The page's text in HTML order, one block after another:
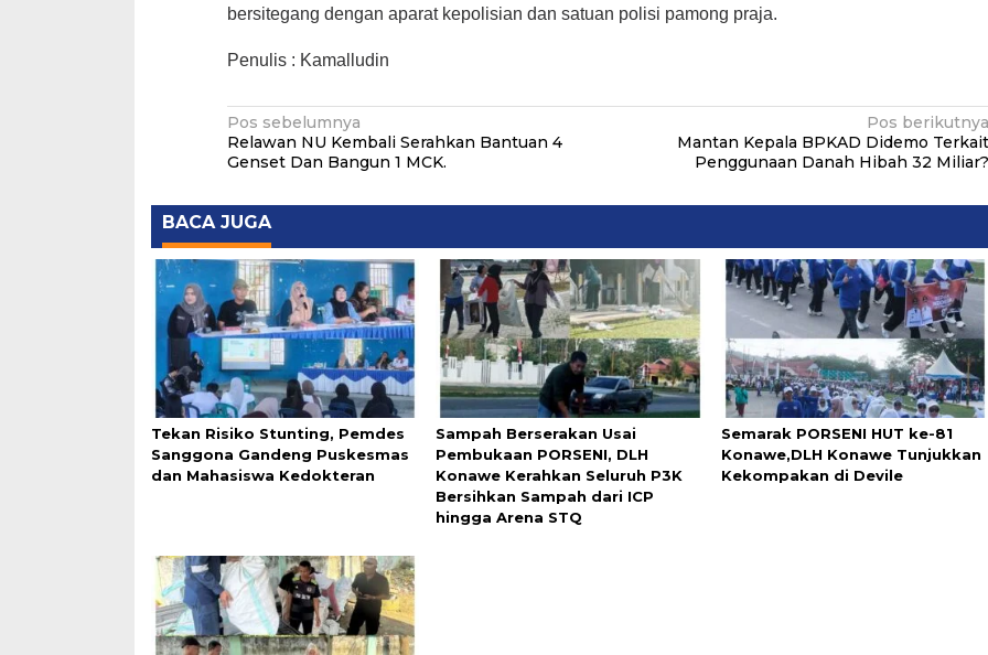
bersitegang dengan aparat kepolisian dan satuan polisi pamong praja.
Penulis : Kamalludin
Navigasi
pos
Pos sebelumnya
Relawan NU Kembali Serahkan Bantuan 4
Genset Dan Bangun 1 MCK.
Pos berikutnya
Mantan Kepala BPKAD Didemo Terkait
Penggunaan Danah Hibah 32 Miliar?
BACA JUGA
Tekan Risiko Stunting, Pemdes
Sanggona Gandeng Puskesmas
dan Mahasiswa Kedokteran
Sampah Berserakan Usai
Pembukaan PORSENI, DLH
Konawe Kerahkan Seluruh P3K
Bersihkan Sampah dari ICP
hingga Arena STQ
Semarak PORSENI HUT ke-81
Konawe,DLH Konawe Tunjukkan
Kekompakan di Devile